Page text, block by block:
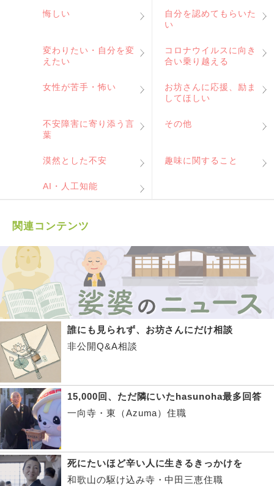
悔しい
自分を認めてもらいた
い
変わりたい・自分を変
えたい
コロナウイルスに向き
合い乗り越える
女性が苦手・怖い
お坊さんに応援、励ま
してほしい
不安障害に寄り添う言
葉
その他
漠然とした不安 趣味に関すること
AI・人工知能
関連コンテンツ
誰にも見られず、お坊さんにだけ相談
非公開Q&A相談
15,000回、ただ隣にいたhasunoha最多回答
一向寺・東（Azuma）住職
死にたいほど辛い人に生きるきっかけを
和歌山の駆け込み寺・中田三恵住職